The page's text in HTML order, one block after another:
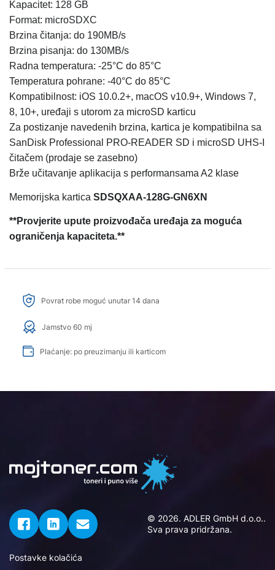
Kapacitet: 128 GB
Format: microSDXC
Brzina čitanja: do 190MB/s
Brzina pisanja: do 130MB/s
Radna temperatura: -25°C do 85°C
Temperatura pohrane: -40°C do 85°C
Kompatibilnost: iOS 10.0.2+, macOS v10.9+, Windows 7,
8, 10+, uređaji s utorom za microSD karticu
Za postizanje navedenih brzina, kartica je kompatibilna sa
SanDisk Professional PRO-READER SD i microSD UHS-I
čitačem (prodaje se zasebno)
Brže učitavanje aplikacija s performansama A2 klase
Memorijska kartica SDSQXAA-128G-GN6XN
**Provjerite upute proizvođača uređaja za moguća
ograničenja kapaciteta.**
Povrat robe moguć unutar 14 dana
Jamstvo 60 mj
Plaćanje: po preuzimanju ili karticom
© 2026. ADLER GmbH d.o.o..
Sva prava pridržana.
Postavke kolačića